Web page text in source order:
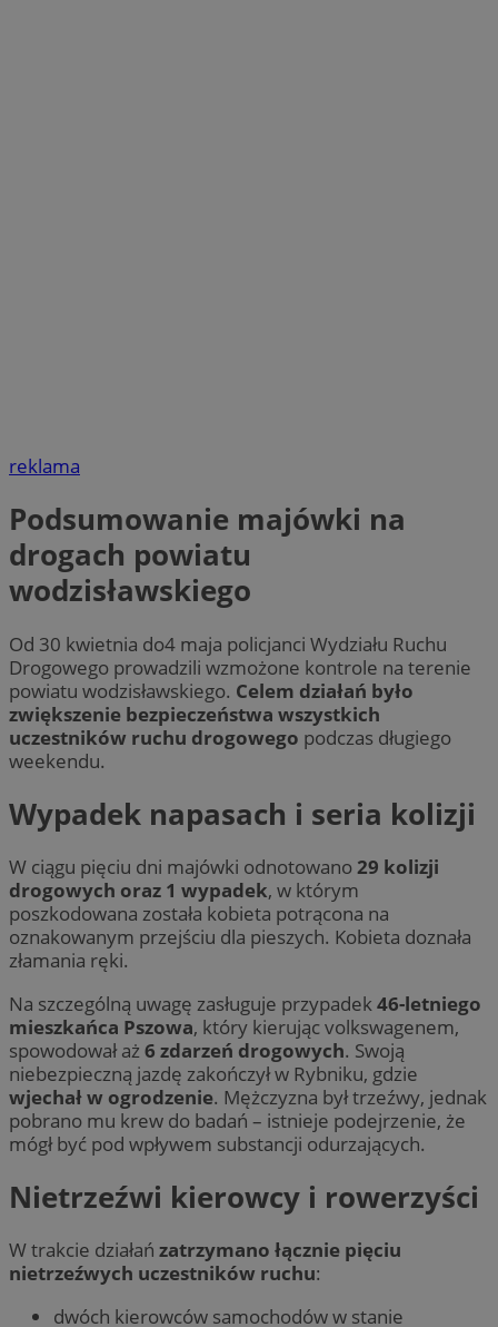
reklama
Podsumowanie majówki na
drogach powiatu
wodzisławskiego
Od 30 kwietnia do4 maja policjanci Wydziału Ruchu
Drogowego prowadzili wzmożone kontrole na terenie
powiatu wodzisławskiego. Celem działań było
zwiększenie bezpieczeństwa wszystkich
uczestników ruchu drogowego podczas długiego
weekendu.
Wypadek napasach i seria kolizji
W ciągu pięciu dni majówki odnotowano29 kolizji
drogowych oraz 1 wypadek, w którym
poszkodowana została kobieta potrącona na
oznakowanym przejściu dla pieszych. Kobieta doznała
złamania ręki.
Na szczególną uwagę zasługuje przypadek46-letniego
mieszkańca Pszowa, który kierując volkswagenem,
spowodował aż6 zdarzeń drogowych. Swoją
niebezpieczną jazdę zakończył w Rybniku, gdzie
wjechał w ogrodzenie. Mężczyzna był trzeźwy, jednak
pobrano mu krew do badań – istnieje podejrzenie, że
mógł być pod wpływem substancji odurzających.
Nietrzeźwi kierowcy i rowerzyści
W trakcie działań zatrzymano łącznie pięciu
nietrzeźwych uczestników ruchu:
dwóch kierowców samochodów w stanie